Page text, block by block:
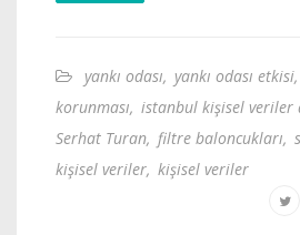
yankı odası, yankı odası etkisi,
korunması, istanbul kişisel veriler
Serhat Turan, filtre baloncukları,
kişisel veriler, kişisel veriler